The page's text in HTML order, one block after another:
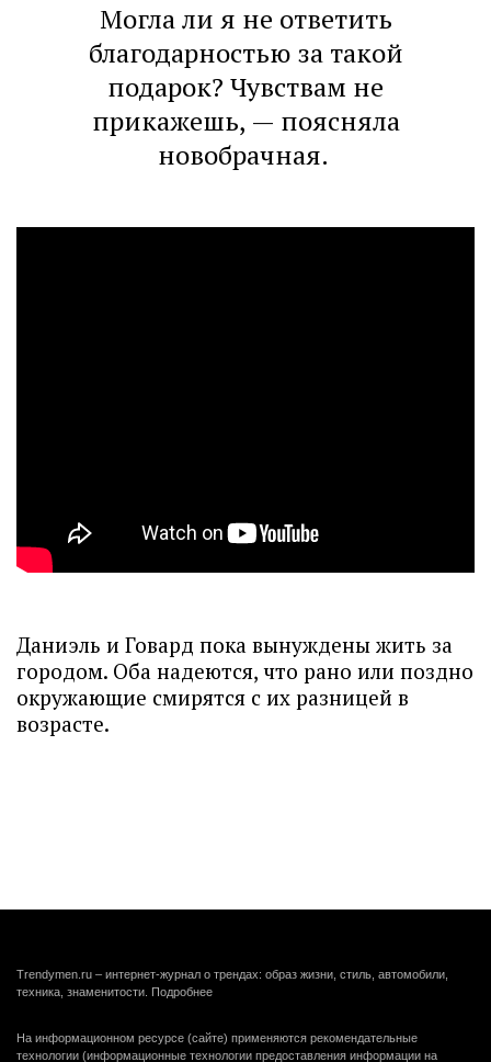
Могла ли я не ответить
благодарностью за такой
подарок? Чувствам не
прикажешь, — поясняла
новобрачная.
Даниэль и Говард пока вынуждены жить за
городом. Оба надеются, что рано или поздно
окружающие смирятся с их разницей в
возрасте.
Trendymen.ru – интернет-журнал о трендах: образ жизни, стиль, автомобили,
техника, знаменитости. Подробнее
На информационном ресурсе (сайте) применяются рекомендательные
технологии (информационные технологии предоставления информации на